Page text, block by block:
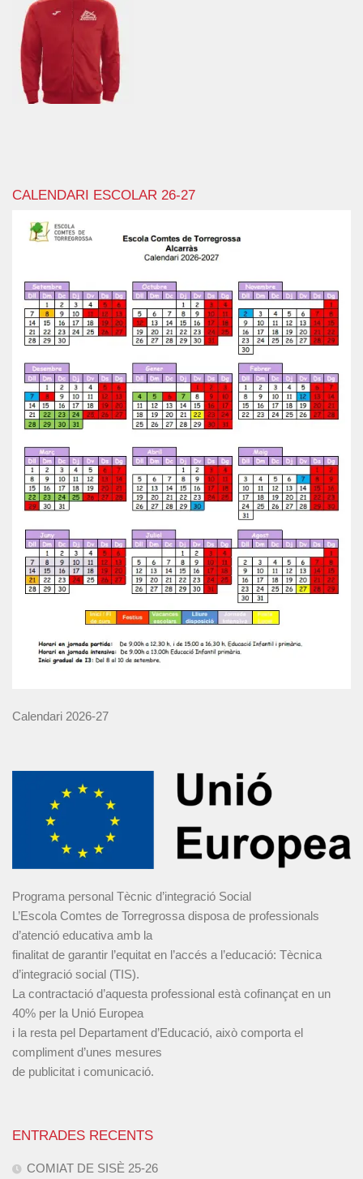
CALENDARI ESCOLAR 26-27
Calendari 2026-27
Programa personal Tècnic d’integració Social
L’Escola Comtes de Torregrossa disposa de professionals
d’atenció educativa amb la
finalitat de garantir l’equitat en l’accés a l’educació: Tècnica
d’integració social (TIS).
La contractació d’aquesta professional està cofinançat en un
40% per la Unió Europea
i la resta pel Departament d’Educació, això comporta el
compliment d’unes mesures
de publicitat i comunicació.
ENTRADES RECENTS
COMIAT DE SISÈ 25-26